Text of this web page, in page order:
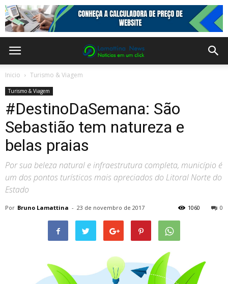
Inicio Turismo & Viagem
Turismo & Viagem
#DestinoDaSemana: São
Sebastião tem natureza e
belas praias
Por sua beleza natural e infraestrutura completa, município é
um dos pontos turísticos mais apreciados do Litoral Norte do
Estado
Por Bruno Lamattina - 23 de novembro de 2017 0
1060